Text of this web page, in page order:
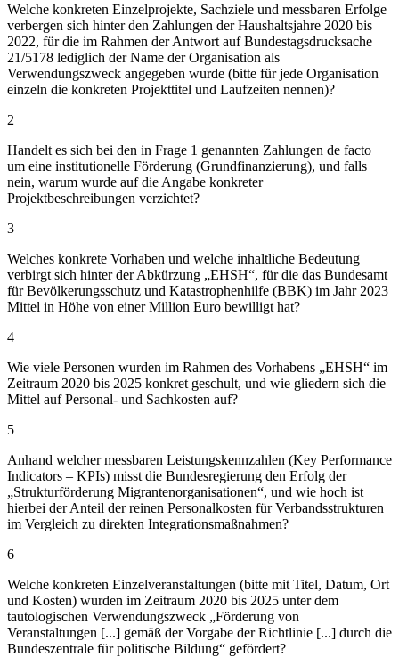
Welche konkreten Einzelprojekte, Sachziele und messbaren Erfolge
verbergen sich hinter den Zahlungen der Haushaltsjahre 2020 bis
2022, für die im Rahmen der Antwort auf Bundestagsdrucksache
21/5178 lediglich der Name der Organisation als
Verwendungszweck angegeben wurde (bitte für jede Organisation
einzeln die konkreten Projekttitel und Laufzeiten nennen)?
2
Handelt es sich bei den in Frage 1 genannten Zahlungen de facto
um eine institutionelle Förderung (Grundfinanzierung), und falls
nein, warum wurde auf die Angabe konkreter
Projektbeschreibungen verzichtet?
3
Welches konkrete Vorhaben und welche inhaltliche Bedeutung
verbirgt sich hinter der Abkürzung „EHSH“, für die das Bundesamt
für Bevölkerungsschutz und Katastrophenhilfe (BBK) im Jahr 2023
Mittel in Höhe von einer Million Euro bewilligt hat?
4
Wie viele Personen wurden im Rahmen des Vorhabens „EHSH“ im
Zeitraum 2020 bis 2025 konkret geschult, und wie gliedern sich die
Mittel auf Personal- und Sachkosten auf?
5
Anhand welcher messbaren Leistungskennzahlen (Key Performance
Indicators – KPIs) misst die Bundesregierung den Erfolg der
„Strukturförderung Migrantenorganisationen“, und wie hoch ist
hierbei der Anteil der reinen Personalkosten für Verbandsstrukturen
im Vergleich zu direkten Integrationsmaßnahmen?
6
Welche konkreten Einzelveranstaltungen (bitte mit Titel, Datum, Ort
und Kosten) wurden im Zeitraum 2020 bis 2025 unter dem
tautologischen Verwendungszweck „Förderung von
Veranstaltungen [...] gemäß der Vorgabe der Richtlinie [...] durch die
Bundeszentrale für politische Bildung“ gefördert?